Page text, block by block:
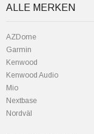
ALLE MERKEN
AZDome
Garmin
Kenwood
Kenwood Audio
Mio
Nextbase
Nordväl